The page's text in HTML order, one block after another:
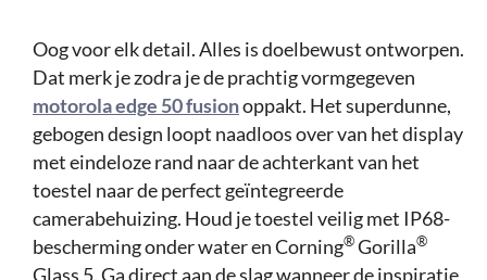
Oog voor elk detail. Alles is doelbewust ontworpen.
Dat merk je zodra je de prachtig vormgegeven
motorola edge 50 fusionoppakt. Het superdunne,
gebogen design loopt naadloos over van het display
met eindeloze rand naar de achterkant van het
toestel naar de perfect geïntegreerde
camerabehuizing. Houd je toestel veilig met IP68-
bescherming onder water en Corning®Gorilla®
Glass 5. Ga direct aan de slag wanneer de inspiratie